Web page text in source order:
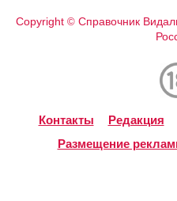
Copyright ©Справочник
Контакты Редакция
Размещение